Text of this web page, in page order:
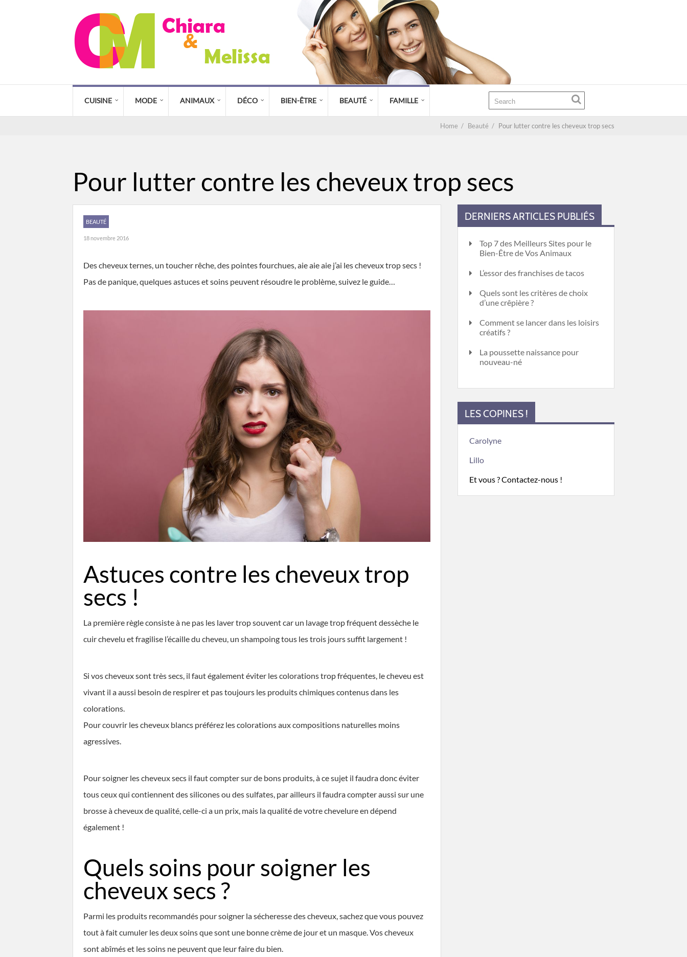
CUISINE MODE ANIMAUX DÉCO BIEN-ÊTRE BEAUTÉ FAMILLE
Home / Beauté / Pour lutter contre les cheveux trop secs
Pour lutter contre les cheveux trop secs
BEAUTÉ
18 novembre 2016
Des cheveux ternes, un toucher rêche, des pointes fourchues, aie aie aie j’ai les cheveux trop secs !
Pas de panique, quelques astuces et soins peuvent résoudre le problème, suivez le guide…
Astuces contre les cheveux trop
secs !
La première règle consiste à ne pas les laver trop souvent car un lavage trop fréquent dessèche le
cuir chevelu et fragilise l’écaille du cheveu, un shampoing tous les trois jours suffit largement !
Si vos cheveux sont très secs, il faut également éviter les colorations trop fréquentes, le cheveu est
vivant il a aussi besoin de respirer et pas toujours les produits chimiques contenus dans les
colorations.
Pour couvrir les cheveux blancs préférez les colorations aux compositions naturelles moins
agressives.
Pour soigner les cheveux secs il faut compter sur de bons produits, à ce sujet il faudra donc éviter
tous ceux qui contiennent des silicones ou des sulfates, par ailleurs il faudra compter aussi sur une
brosse à cheveux de qualité, celle-ci a un prix, mais la qualité de votre chevelure en dépend
également !
Quels soins pour soigner les
cheveux secs ?
Parmi les produits recommandés pour soigner la sécheresse des cheveux, sachez que vous pouvez
tout à fait cumuler les deux soins que sont une bonne crème de jour et un masque. Vos cheveux
sont abîmés et les soins ne peuvent que leur faire du bien.
DERNIERS ARTICLES PUBLIÉS
Top 7 des Meilleurs Sites pour le
Bien-Être de Vos Animaux
L’essor des franchises de tacos
Quels sont les critères de choix
d’une crêpière ?
Comment se lancer dans les loisirs
créatifs ?
La poussette naissance pour
nouveau-né
LES COPINES !
Carolyne
Lillo
Et vous ? Contactez-nous !